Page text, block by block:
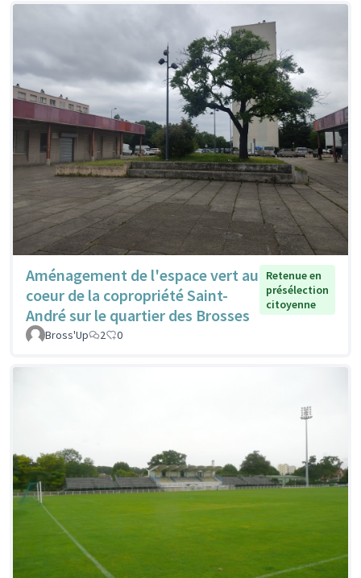
Aménagement de l'espace vert au
coeur de la copropriété Saint-
André sur le quartier des Brosses
Retenue en
présélection
citoyenne
Bross'Up 2 0